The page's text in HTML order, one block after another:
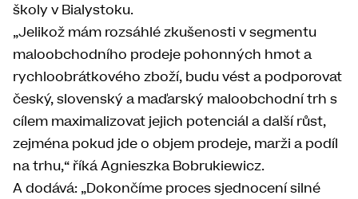
školy v Bialystoku.
„Jelikož mám rozsáhlé zkušenosti v segmentu
maloobchodního prodeje pohonných hmot a
rychloobrátkového zboží, budu vést a podporovat
český, slovenský a maďarský maloobchodní trh s
cílem maximalizovat jejich potenciál a další růst,
zejména pokud jde o objem prodeje, marži a podíl
na trhu,“ říká Agnieszka Bobrukiewicz.
A dodává: „Dokončíme proces sjednocení silné